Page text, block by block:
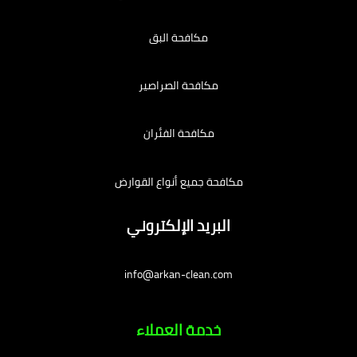
مكافحة البق
مكافحة الصراصير
مكافحة الفئران
مكافحة جميع أنواع القوارض
البريد الإلكتروني
info@arkan-clean.com
خدمة العملاء